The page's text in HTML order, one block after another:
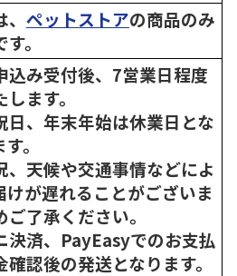
ペットストアの商品のみ
。
込み受付後、7営業日程度
ます。
、年末年始は休業日とな
。
天候や交通事情などによ
けが遅れることがございま
了承ください。
済、PayEasyでのお支払
確認後の発送となります。